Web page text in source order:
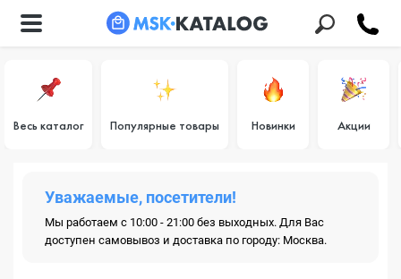
Весь каталог Популярные товары Новинки Акции
Уважаемые, посетители!
Мы работаем с 10:00 - 21:00 без выходных. Для Вас
доступен самовывоз и доставка по городу: Москва.